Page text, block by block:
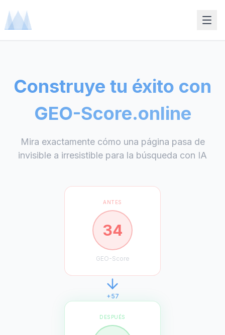
Construye tu éxito con
GEO-Score.online
Mira exactamente cómo una página pasa de
invisible a irresistible para la búsqueda con IA
ANTES
34
GEO-Score
+57
DESPUÉS